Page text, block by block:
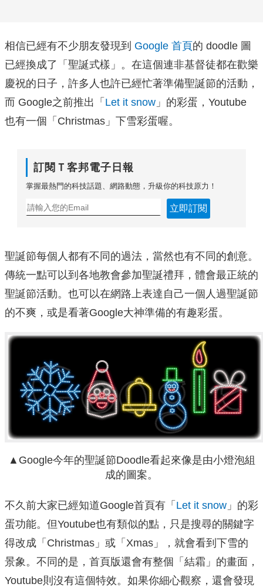
相信已經有不少朋友發現到 Google 首頁的 doodle 圖
已經換成了「聖誕式樣」。在這個連非基督徒都在歡樂
慶祝的日子，許多人也許已經忙著準備聖誕節的活動，
而 Google之前推出「 Let it snow 」的彩蛋，Youtube
也有一個「Christmas」下雪彩蛋喔。
訂閱Ｔ客邦電子日報
掌握最熱門的科技話題、網路動態，升級你的科技原力！
立即訂閱
聖誕節每個人都有不同的過法，當然也有不同的創意。
傳統一點可以到各地教會參加聖誕禮拜，體會最正統的
聖誕節活動。也可以在網路上表達自己一個人過聖誕節
的不爽，或是看著Google大神準備的有趣彩蛋。
▲Google今年的聖誕節Doodle看起來像是由小燈泡組
成的圖案。
不久前大家已經知道Google首頁有「 Let it snow 」的彩
蛋功能。但Youtube也有類似的點，只是搜尋的關鍵字
得改成「Christmas」或「Xmas」，就會看到下雪的
景象。不同的是，首頁版還會有整個「結霜」的畫面，
Youtube則沒有這個特效。如果你細心觀察，還會發現